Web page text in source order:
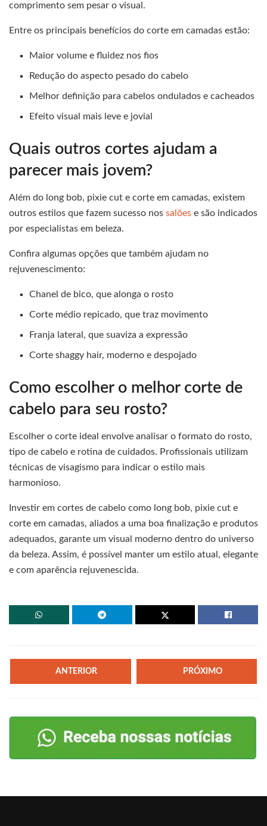
comprimento sem pesar o visual.
Entre os principais benefícios do corte em camadas estão:
Maior volume e fluidez nos fios
Redução do aspecto pesado do cabelo
Melhor definição para cabelos ondulados e cacheados
Efeito visual mais leve e jovial
Quais outros cortes ajudam a
parecer mais jovem?
Além do long bob, pixie cut e corte em camadas, existem
outros estilos que fazem sucesso nos salões e são indicados
por especialistas em beleza.
Confira algumas opções que também ajudam no
rejuvenescimento:
Chanel de bico, que alonga o rosto
Corte médio repicado, que traz movimento
Franja lateral, que suaviza a expressão
Corte shaggy hair, moderno e despojado
Como escolher o melhor corte de
cabelo para seu rosto?
Escolher o corte ideal envolve analisar o formato do rosto,
tipo de cabelo e rotina de cuidados. Profissionais utilizam
técnicas de visagismo para indicar o estilo mais
harmonioso.
Investir em cortes de cabelo como long bob, pixie cut e
corte em camadas, aliados a uma boa finalização e produtos
adequados, garante um visual moderno dentro do universo
da beleza. Assim, é possível manter um estilo atual, elegante
e com aparência rejuvenescida.
ANTERIOR PRÓXIMO